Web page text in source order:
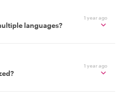
1 year ago
languages?
1 year ago